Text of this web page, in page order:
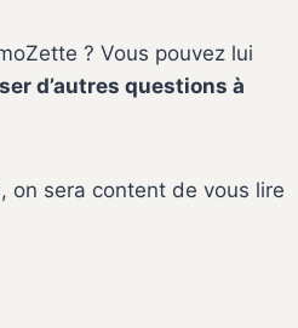
? Vous pouvez lui
d’autres questions à
on sera content de vous lire